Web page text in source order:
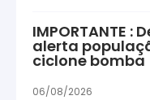
IMPORTANTE :
alerta
ciclone bomba
06/08/2026